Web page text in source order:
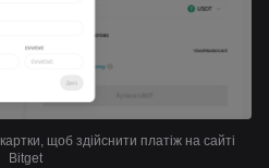
картки, щоб здійснити платіж на сайті
Bitget